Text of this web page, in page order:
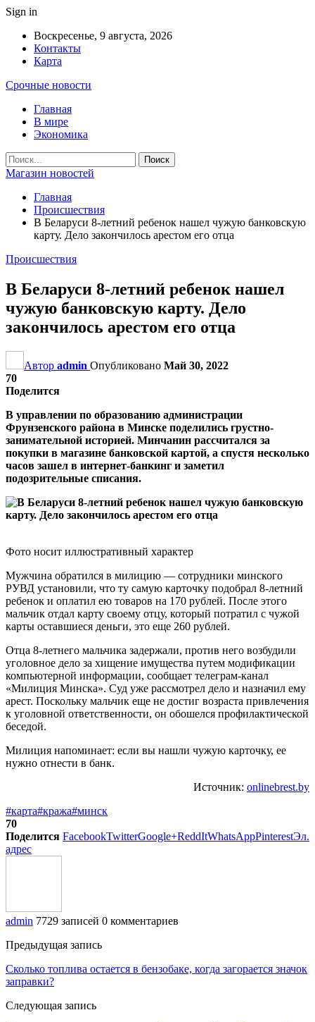
Sign in
Воскресенье, 9 августа, 2026
Контакты
Карта
Срочные новости
Главная
В мире
Экономика
Магазин новостей
Главная
Происшествия
В Беларуси 8-летний ребенок нашел чужую банковскую
карту. Дело закончилось арестом его отца
Происшествия
В Беларуси 8-летний ребенок нашел
чужую банковскую карту. Дело
закончилось арестом его отца
Автор admin Опубликовано Май 30, 2022
70
Поделится
В управлении по образованию администрации
Фрунзенского района в Минске поделились грустно-
занимательной историей. Минчанин рассчитался за
покупки в магазине банковской картой, а спустя несколько
часов зашел в интернет-банкинг и заметил
подозрительные списания.
Фото носит иллюстративный характер
Мужчина обратился в милицию — сотрудники минского
РУВД установили, что ту самую карточку подобрал 8-летний
ребенок и оплатил ею товаров на 170 рублей. После этого
мальчик отдал карту своему отцу, который потратил с чужой
карты оставшиеся деньги, это еще 260 рублей.
Отца 8-летнего мальчика задержали, против него возбудили
уголовное дело за хищение имущества путем модификации
компьютерной информации, сообщает телеграм-канал
«Милиция Минска». Суд уже рассмотрел дело и назначил ему
арест. Поскольку мальчик еще не достиг возраста привлечения
к уголовной ответственности, он обошелся профилактической
беседой.
Милиция напоминает: если вы нашли чужую карточку, ее
нужно отнести в банк.
Источник: onlinebrest.by
#карта#кража#минск
70
Поделится FacebookTwitterGoogle+ReddItWhatsAppPinterestЭл.
адрес
admin 7729 записей 0 комментариев
Предыдущая запись
Сколько топлива остается в бензобаке, когда загорается значок
заправки?
Следующая запись